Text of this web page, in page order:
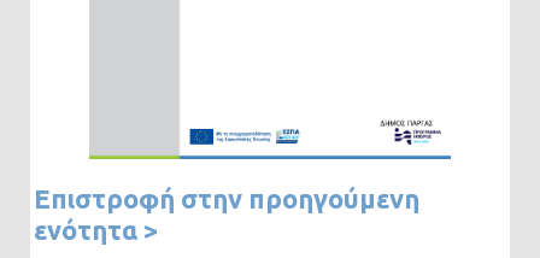
Επιστροφή στην προηγούμενη
ενότητα >